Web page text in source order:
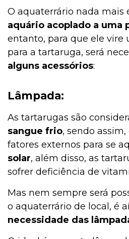
O aquaterrário nada mais
aquário acoplado a uma
entanto, para que ele vire
para a tartaruga, será
alguns acessórios:
Lâmpada:
As tartarugas são
sangue frio, sendo
fatores externos para se
solar, além disso, as
sofrer deficiência de
Mas nem sempre será
o aquaterrário de local, é
necessidade das